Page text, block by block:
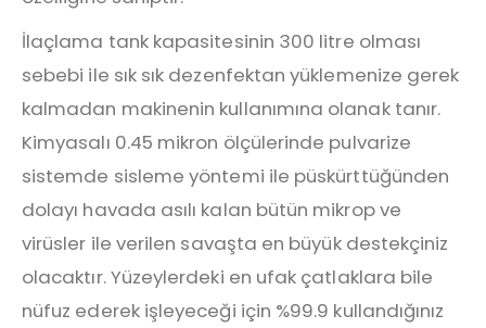
İlaçlama tank kapasitesinin 300 litre olması
sebebi ile sık sık dezenfektan yüklemenize gerek
kalmadan makinenin kullanımına olanak tanır.
Kimyasalı 0.45 mikron ölçülerinde pulvarize
sistemde sisleme yöntemi ile püskürttüğünden
dolayı havada asılı kalan bütün mikrop ve
virüsler ile verilen savaşta en büyük destekçiniz
olacaktır. Yüzeylerdeki en ufak çatlaklara bile
nüfuz ederek işleyeceği için %99.9 kullandığınız